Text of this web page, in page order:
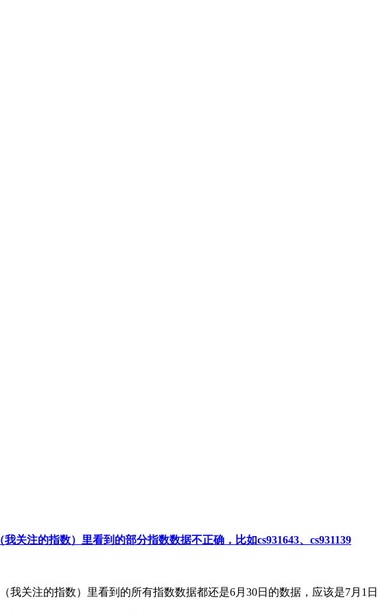
关注的指数）里看到的部分指数数据不正确，比如cs931643、cs931139
我关注的指数）里看到的所有指数数据都还是6月30日的数据，应该是7月1